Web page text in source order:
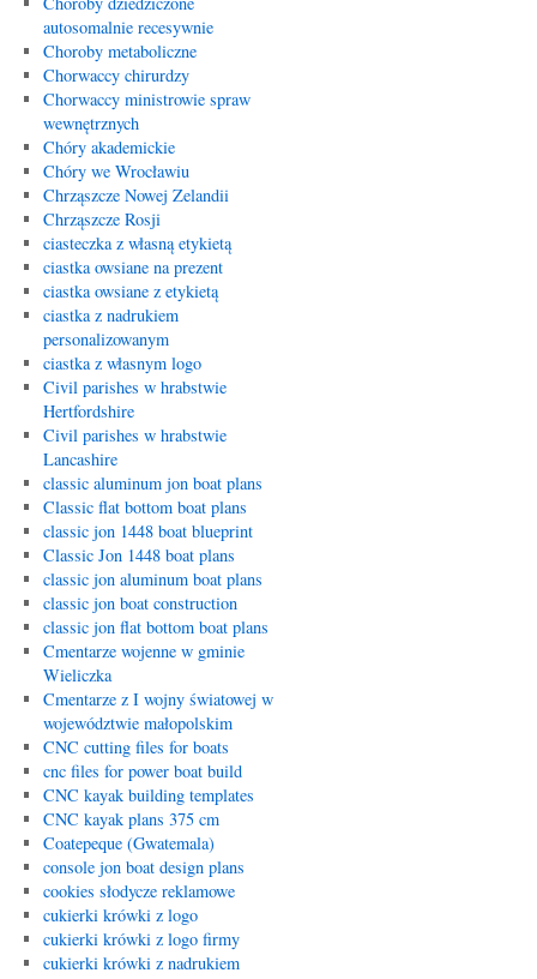
autosomalnie recesywnie
Choroby metaboliczne
Chorwaccy chirurdzy
Chorwaccy ministrowie spraw
wewnętrznych
Chóry akademickie
Chóry we Wrocławiu
Chrząszcze Nowej Zelandii
Chrząszcze Rosji
ciasteczka z własną etykietą
ciastka owsiane na prezent
ciastka owsiane z etykietą
ciastka z nadrukiem
personalizowanym
ciastka z własnym logo
Civil parishes w hrabstwie
Hertfordshire
Civil parishes w hrabstwie
Lancashire
classic aluminum jon boat plans
Classic flat bottom boat plans
classic jon 1448 boat blueprint
Classic Jon 1448 boat plans
classic jon aluminum boat plans
classic jon boat construction
classic jon flat bottom boat plans
Cmentarze wojenne w gminie
Wieliczka
Cmentarze z I wojny światowej w
województwie małopolskim
CNC cutting files for boats
cnc files for power boat build
CNC kayak building templates
CNC kayak plans 375 cm
Coatepeque (Gwatemala)
console jon boat design plans
cookies słodycze reklamowe
cukierki krówki z logo
cukierki krówki z logo firmy
cukierki krówki z nadrukiem